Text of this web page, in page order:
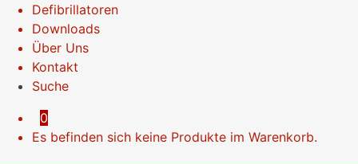
Defibrillatoren
Downloads
Über Uns
Kontakt
Suche
0
Es befinden sich keine Produkte im Warenkorb.